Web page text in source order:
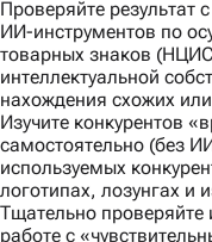
Проверяйте
ИИ-инструментов по
товарных знаков
интеллектуальной
нахождения схожих
Изучите конкурентов
самостоятельно (без
используемых
логотипах, лозунгах и
Тщательно проверяйте
работе с